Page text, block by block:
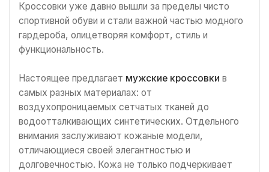
Кроссовки уже давно вышли за пределы чисто
спортивной обуви и стали важной частью модного
гардероба, олицетворяя комфорт, стиль и
функциональность.
Настоящее предлагает мужские кроссовки в
самых разных материалах: от
воздухопроницаемых сетчатых тканей до
водоотталкивающих синтетических. Отдельного
внимания заслуживают кожаные модели,
отличающиеся своей элегантностью и
долговечностью. Кожа не только подчеркивает